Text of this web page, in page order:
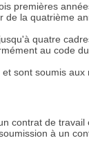
premières
la quatrième
quatre
au code du
sont soumis
contrat de
à un